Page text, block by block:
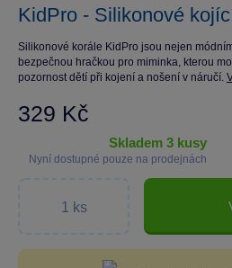
KidPro - Silikonové
Silikonové korále KidPro jsou nejen
bezpečnou hračkou pro miminka, kterou
pozornost dětí při kojení a nošení v náručí.
329 Kč
skladem 3 kusy
Nyní dostupné pouze na prodejnách